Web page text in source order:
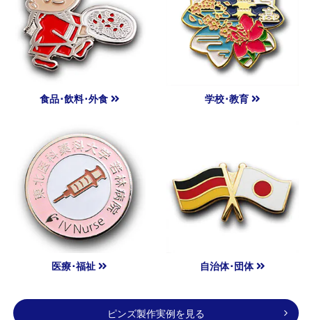
食品･飲料･外食 学校･教育
医療･福祉 自治体･団体
ピンズ製作実例を見る